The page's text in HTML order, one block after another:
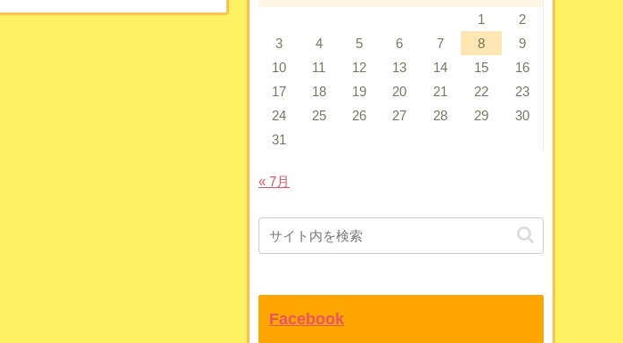
1
2
3
4 5 6 7 8
9
10
11 12 13 14 15
16
17
18 19 20 21 22
23
24
25 26 27 28 29
30
31
« 7月
Facebook